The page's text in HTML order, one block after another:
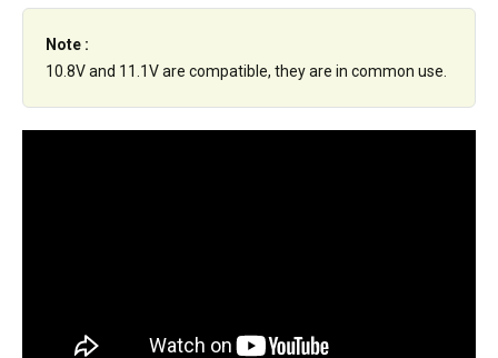
Note :
10.8V and 11.1V are compatible, they are in common use.